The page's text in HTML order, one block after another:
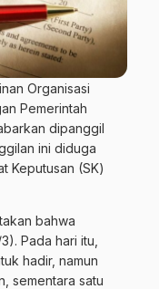
Organisasi
Pemerintah
dipanggil
ini diduga
Keputusan (SK)
bahwa
Pada hari itu,
hadir, namun
sementara satu